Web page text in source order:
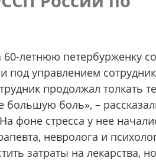
летнюю петербурженку
под управлением
продолжал толкать
большую боль», –
фоне стресса у нее
невролога и
затраты на лекарства, но